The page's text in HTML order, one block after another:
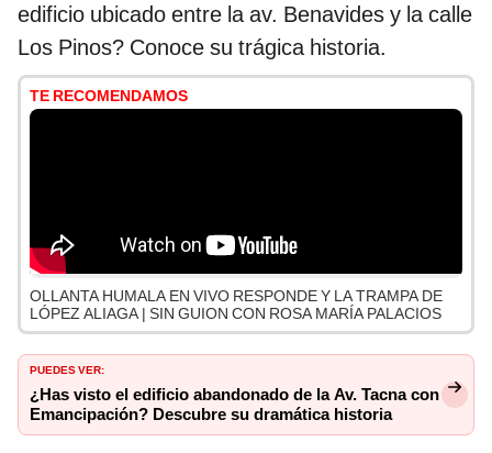
edificio ubicado entre la av. Benavides y la calle
Los Pinos? Conoce su trágica historia.
TE RECOMENDAMOS
OLLANTA HUMALA EN VIVO RESPONDE Y LA TRAMPA DE
LÓPEZ ALIAGA | SIN GUION CON ROSA MARÍA PALACIOS
PUEDES VER:
¿Has visto el edificio abandonado de la Av. Tacna con
Emancipación? Descubre su dramática historia